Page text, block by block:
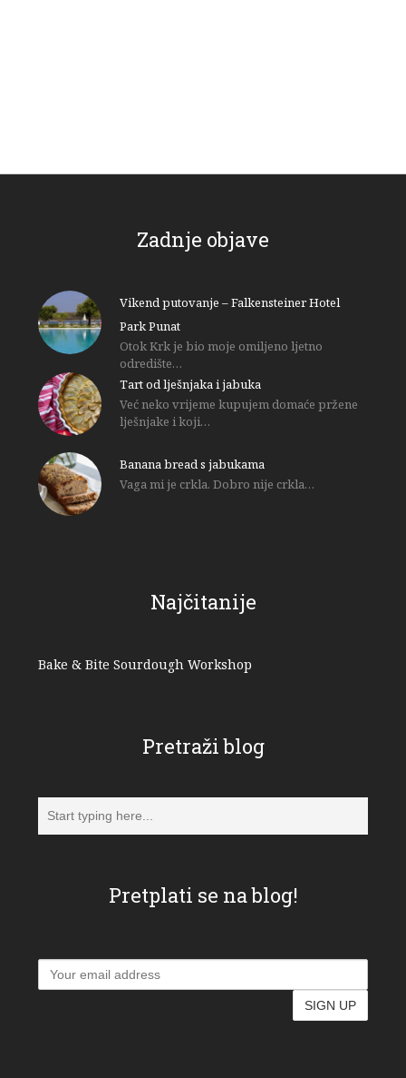
Zadnje objave
Vikend putovanje – Falkensteiner Hotel
Park Punat
Otok Krk je bio moje omiljeno ljetno
odredište…
Tart od lješnjaka i jabuka
Već neko vrijeme kupujem domaće pržene
lješnjake i koji…
Banana bread s jabukama
Vaga mi je crkla. Dobro nije crkla…
Najčitanije
Bake & Bite Sourdough Workshop
Pretraži blog
Pretplati se na blog!